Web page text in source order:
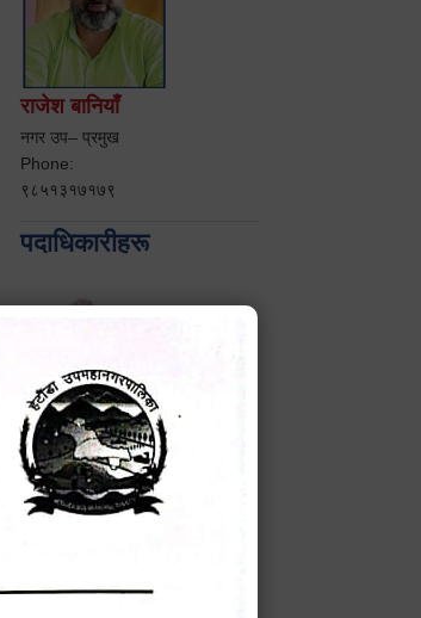
राजेश बानियाँ
नगर उप– प्रमुख
Phone:
९८५१३१७१७९
पदाधिकारीहरू
टेक बहादुर वली
प्रमुख प्रशासकीय अधिकृत
Phone: 9855010111